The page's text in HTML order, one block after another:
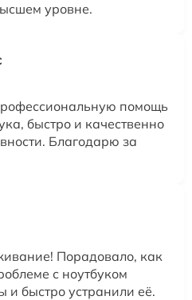
уровне.
помощь
быстро и качественно
Благодарю за
Порадовало, как
с ноутбуком
и быстро устранили её.